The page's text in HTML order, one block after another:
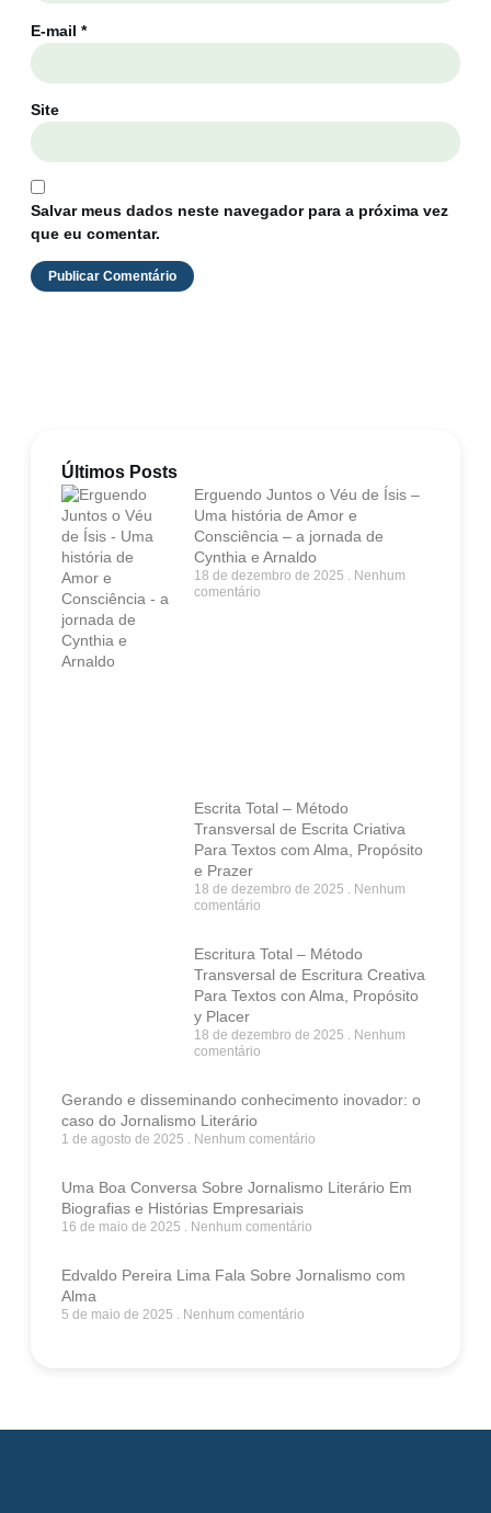
E-mail *
Site
Salvar meus dados neste navegador para a próxima vez
que eu comentar.
Últimos Posts
Erguendo Juntos o Véu de Ísis –
Uma história de Amor e
Consciência – a jornada de
Cynthia e Arnaldo
18 de dezembro de 2025
Nenhum
comentário
Escrita Total – Método
Transversal de Escrita Criativa
Para Textos com Alma, Propósito
e Prazer
18 de dezembro de 2025
Nenhum
comentário
Escritura Total – Método
Transversal de Escritura Creativa
Para Textos con Alma, Propósito
y Placer
18 de dezembro de 2025
Nenhum
comentário
Gerando e disseminando conhecimento inovador: o
caso do Jornalismo Literário
1 de agosto de 2025 Nenhum comentário
Uma Boa Conversa Sobre Jornalismo Literário Em
Biografias e Histórias Empresariais
16 de maio de 2025 Nenhum comentário
Edvaldo Pereira Lima Fala Sobre Jornalismo com
Alma
5 de maio de 2025 Nenhum comentário